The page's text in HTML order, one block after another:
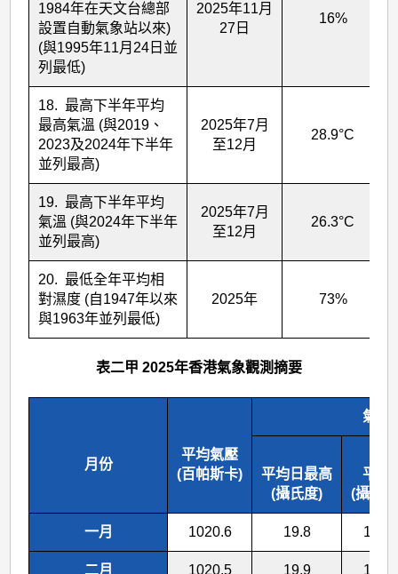
1984年在天文台總部
設置自動氣象站以來)
(與1995年11月24日並
列最低)
2025年11月
27日
16%
18. 最高下半年平均
最高氣溫 (與2019、
2023及2024年下半年
並列最高)
2025年7月
至12月
28.9°C
19. 最高下半年平均
氣溫 (與2024年下半年
並列最高)
2025年7月
至12月
26.3°C
20. 最低全年平均相
對濕度 (自1947年以來
與1963年並列最低)
2025年 73%
表二甲 2025年香港氣象觀測摘要
月份
平均氣壓
(百帕斯卡)
氣溫
平均日最高
(攝氏度)
平均
(攝氏
一月 1020.6 19.8 17.1
二月 1020.5 19.9 17.3